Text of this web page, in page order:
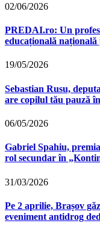
02/06/2026
PREDAI.ro: Un
educațională
19/05/2026
Sebastian Rusu,
are copilul tău pauză
06/05/2026
Gabriel Spahiu,
rol secundar în
31/03/2026
Pe 2 aprilie, Brașov
eveniment antidrog